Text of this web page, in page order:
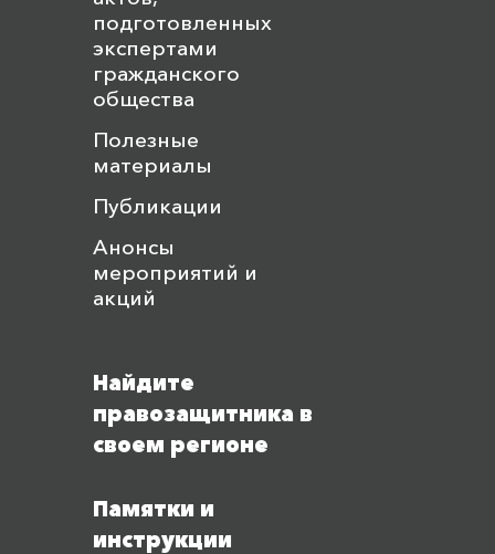
подготовленных
экспертами
гражданского
общества
Полезные
материалы
Публикации
Анонсы
мероприятий и
акций
Найдите
правозащитника в
своем регионе
Памятки и
инструкции